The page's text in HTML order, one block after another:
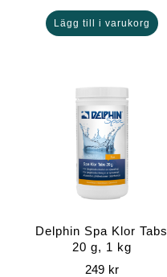
Lägg till i varukorg
Delphin Spa Klor Tabs
20 g, 1 kg
249 kr